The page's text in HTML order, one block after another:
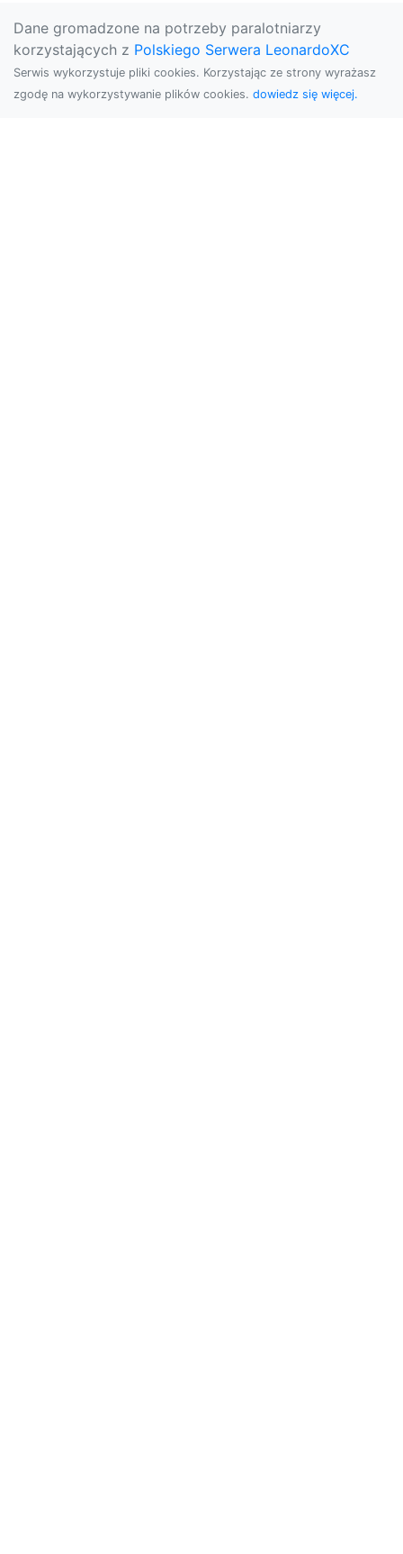
Dane gromadzone na potrzeby paralotniarzy
korzystających z Polskiego Serwera LeonardoXC
Serwis wykorzystuje pliki cookies. Korzystając ze strony wyrażasz
zgodę na wykorzystywanie plików cookies. dowiedz się więcej.